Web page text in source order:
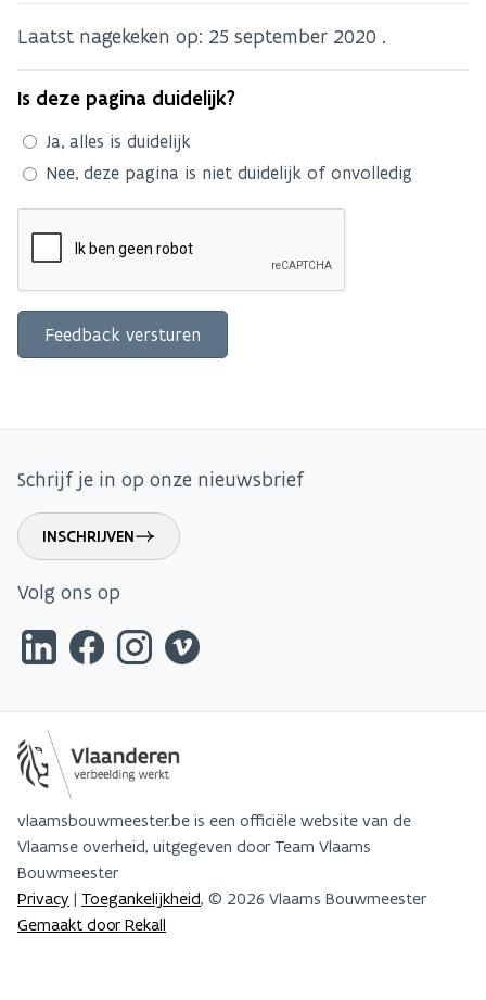
Laatst nagekeken op: 25 september 2020 .
Is deze pagina duidelijk?
Ja, alles is duidelijk
Nee, deze pagina is niet duidelijk of onvolledig
Schrijf je in op onze nieuwsbrief
INSCHRIJVEN
Volg ons op
vlaamsbouwmeester.be is een officiële website van de
Vlaamse overheid, uitgegeven door Team Vlaams
Bouwmeester
Privacy | Toegankelijkheid, © 2026 Vlaams Bouwmeester
Gemaakt door Rekall